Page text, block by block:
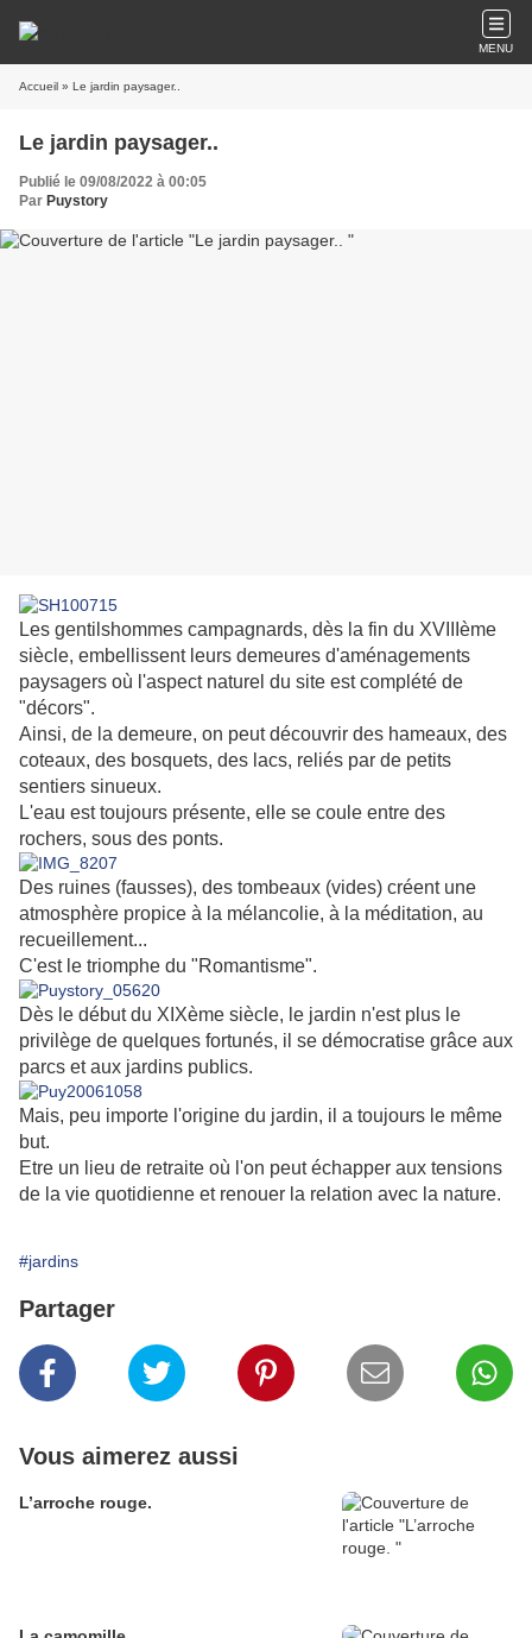
MENU
Accueil » Le jardin paysager..
Le jardin paysager..
Publié le 09/08/2022 à 00:05
Par Puystory
Les gentilshommes campagnards, dès la fin du XVIIIème
siècle, embellissent leurs demeures d'aménagements
paysagers où l'aspect naturel du site est complété de
"décors".
Ainsi, de la demeure, on peut découvrir des hameaux, des
coteaux, des bosquets, des lacs, reliés par de petits
sentiers sinueux.
L'eau est toujours présente, elle se coule entre des
rochers, sous des ponts.
Des ruines (fausses), des tombeaux (vides) créent une
atmosphère propice à la mélancolie, à la méditation, au
recueillement...
C'est le triomphe du "Romantisme".
Dès le début du XIXème siècle, le jardin n'est plus le
privilège de quelques fortunés, il se démocratise grâce aux
parcs et aux jardins publics.
Mais, peu importe l'origine du jardin, il a toujours le même
but.
Etre un lieu de retraite où l'on peut échapper aux tensions
de la vie quotidienne et renouer la relation avec la nature.
#jardins
Partager
Vous aimerez aussi
L’arroche rouge.